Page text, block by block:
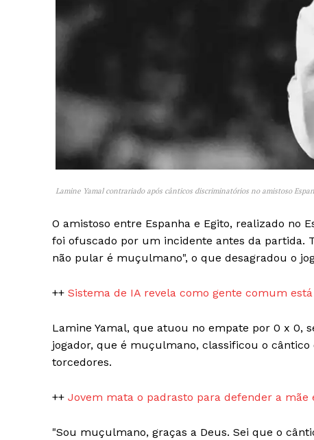
iCHAIT
Aprenda
SAIBA
Lamine Yamal contrariado após cânticos discriminatórios no amistoso
O amistoso entre Espanha e Egito, realizado no
foi ofuscado por um incidente antes da partida.
não pular é muçulmano", o que desagradou o
++ Sistema de IA revela como gente comum
Lamine Yamal, que atuou no empate por 0 x 0,
jogador, que é muçulmano, classificou o
torcedores.
++ Jovem mata o padrasto para defender a mãe
"Sou muçulmano, graças a Deus. Sei que o